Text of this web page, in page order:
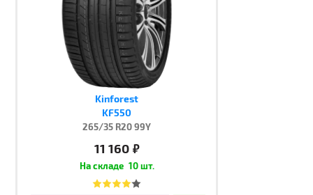
Kinforest
KF550
265/35 R20 99Y
11 160 руб.
10 шт.